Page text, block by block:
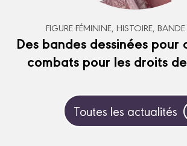
FIGURE FÉMININE, HISTOIRE, BANDE
Des bandes dessinées pour
combats pour les droits
Toutes les actualités